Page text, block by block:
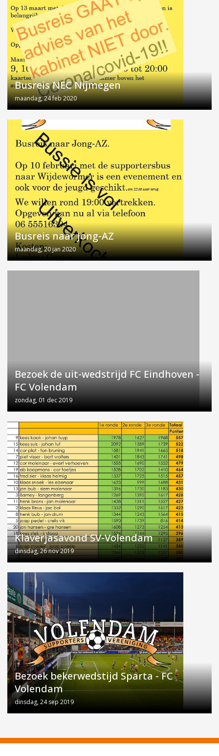
Busreis NEC Nijmegen
maandag, 24 feb 2020
Busreis naar Jong-AZ
maandag, 20 jan 2020
Bezoek de uit-wedstrijd FC Eindhoven -
FC Volendam
zondag, 01 dec 2019
Klaverjasavond SV-Volendam
dinsdag, 26 nov 2019
Bezoek bekerwedstijd Sparta - FC
Volendam
dinsdag, 24 sep 2019